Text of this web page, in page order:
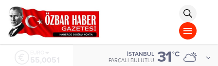
islami
chat
omegla
türk
sohbet
6.584,66
İSTANBUL
PARÇALI BULUTLU 31°C